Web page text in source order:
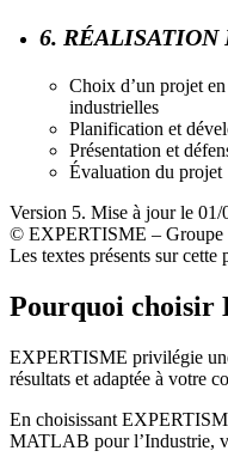
6. RÉALISATION
Choix d’un projet
industrielles
Planification et
Présentation et
Évaluation du projet
Version 5. Mise à jour le 01/
© EXPERTISME – Groupe
Les textes présents sur cette
Pourquoi choisir
EXPERTISME privilégie
résultats et adaptée à votre
En choisissant
MATLAB pour l’Industrie,